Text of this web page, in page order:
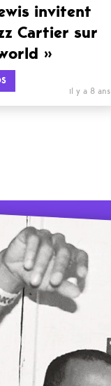
invitent
Cartier sur
»
il y a 8 ans